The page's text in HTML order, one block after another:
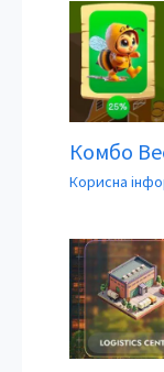
Комбо
Корисна